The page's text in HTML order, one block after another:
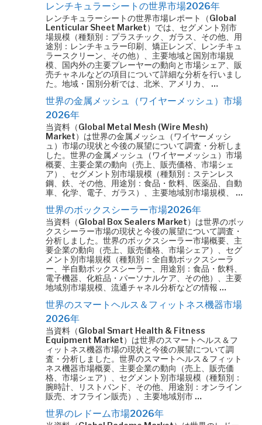
レンチキュラーシートの世界市場2026年
レンチキュラーシートの世界市場レポート（Global
Lenticular Sheet Market）では、セグメント別市
場規模（種類別：プラスチック、ガラス、その他、用
途別：レンチキュラー印刷、矯正レンズ、レンチキュ
ラースクリーン、その他）、主要地域と国別市場規
模、国内外の主要プレーヤーの動向と市場シェア、販
売チャネルなどの項目について詳細な分析を行いまし
た。地域・国別分析では、北米、アメリカ、 …
世界の金属メッシュ（ワイヤーメッシュ）市場
2026年
当資料（Global Metal Mesh (Wire Mesh)
Market）は世界の金属メッシュ（ワイヤーメッシ
ュ）市場の現状と今後の展望について調査・分析しま
した。世界の金属メッシュ（ワイヤーメッシュ）市場
概要、主要企業の動向（売上、販売価格、市場シェ
ア）、セグメント別市場規模（種類別：ステンレス
鋼、鉄、その他、用途別：食品・飲料、医薬品、自動
車、化学、電子、ガラス）、主要地域別市場規模、 …
世界のボックスシーラー市場2026年
当資料（Global Box Sealers Market）は世界のボッ
クスシーラー市場の現状と今後の展望について調査・
分析しました。世界のボックスシーラー市場概要、主
要企業の動向（売上、販売価格、市場シェア）、セグ
メント別市場規模（種類別：全自動ボックスシーラ
ー、半自動ボックスシーラー、用途別：食品・飲料、
電子機器、化粧品・パーソナルケア、その他）、主要
地域別市場規模、流通チャネル分析などの情報 …
世界のスマートヘルス＆フィットネス機器市場
2026年
当資料（Global Smart Health & Fitness
Equipment Market）は世界のスマートヘルス＆フ
ィットネス機器市場の現状と今後の展望について調
査・分析しました。世界のスマートヘルス＆フィット
ネス機器市場概要、主要企業の動向（売上、販売価
格、市場シェア）、セグメント別市場規模（種類別：
腕時計、リストバンド、その他、用途別：オンライン
販売、オフライン販売）、主要地域別市 …
世界のレドーム市場2026年